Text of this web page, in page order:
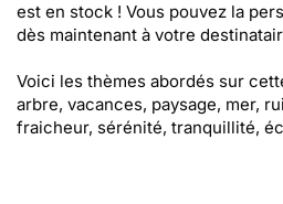
est en stock ! Vous pouvez la
dès maintenant à votre
Voici les thèmes abordés sur
arbre, vacances, paysage, mer,
fraicheur, sérénité, tranquillité,